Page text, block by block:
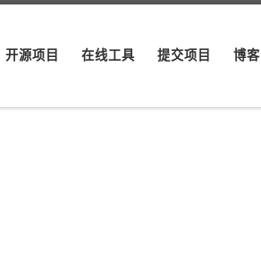
开源项目 在线工具 提交项目 博客